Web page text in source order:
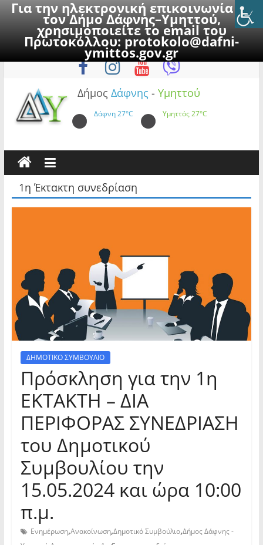
Για την ηλεκτρονική επικοινωνία με
τον Δήμο Δάφνης–Υμηττού,
χρησιμοποιείτε το email του
Πρωτοκόλλου:protokolo@dafni-
ymittos.gov.gr
to
Πέμπτη, 6 Αυγούστου 2026
Δήμος Δάφνης - Υμηττού
Δάφνη27°C Υμηττός27°C
1η Έκτακτη συνεδρίαση
ΔΗΜΟΤΙΚΟ ΣΥΜΒΟΥΛΙΟ
Πρόσκληση για την 1η
ΕΚΤΑΚΤΗ – ΔΙΑ
ΠΕΡΙΦΟΡΑΣ ΣΥΝΕΔΡΙΑΣΗ
του Δημοτικού
Συμβουλίου την
15.05.2024 και ώρα 10:00
π.μ.
Ενημέρωση,Ανακοίνωση,Δημοτικό Συμβούλιο,Δήμος Δάφνης -